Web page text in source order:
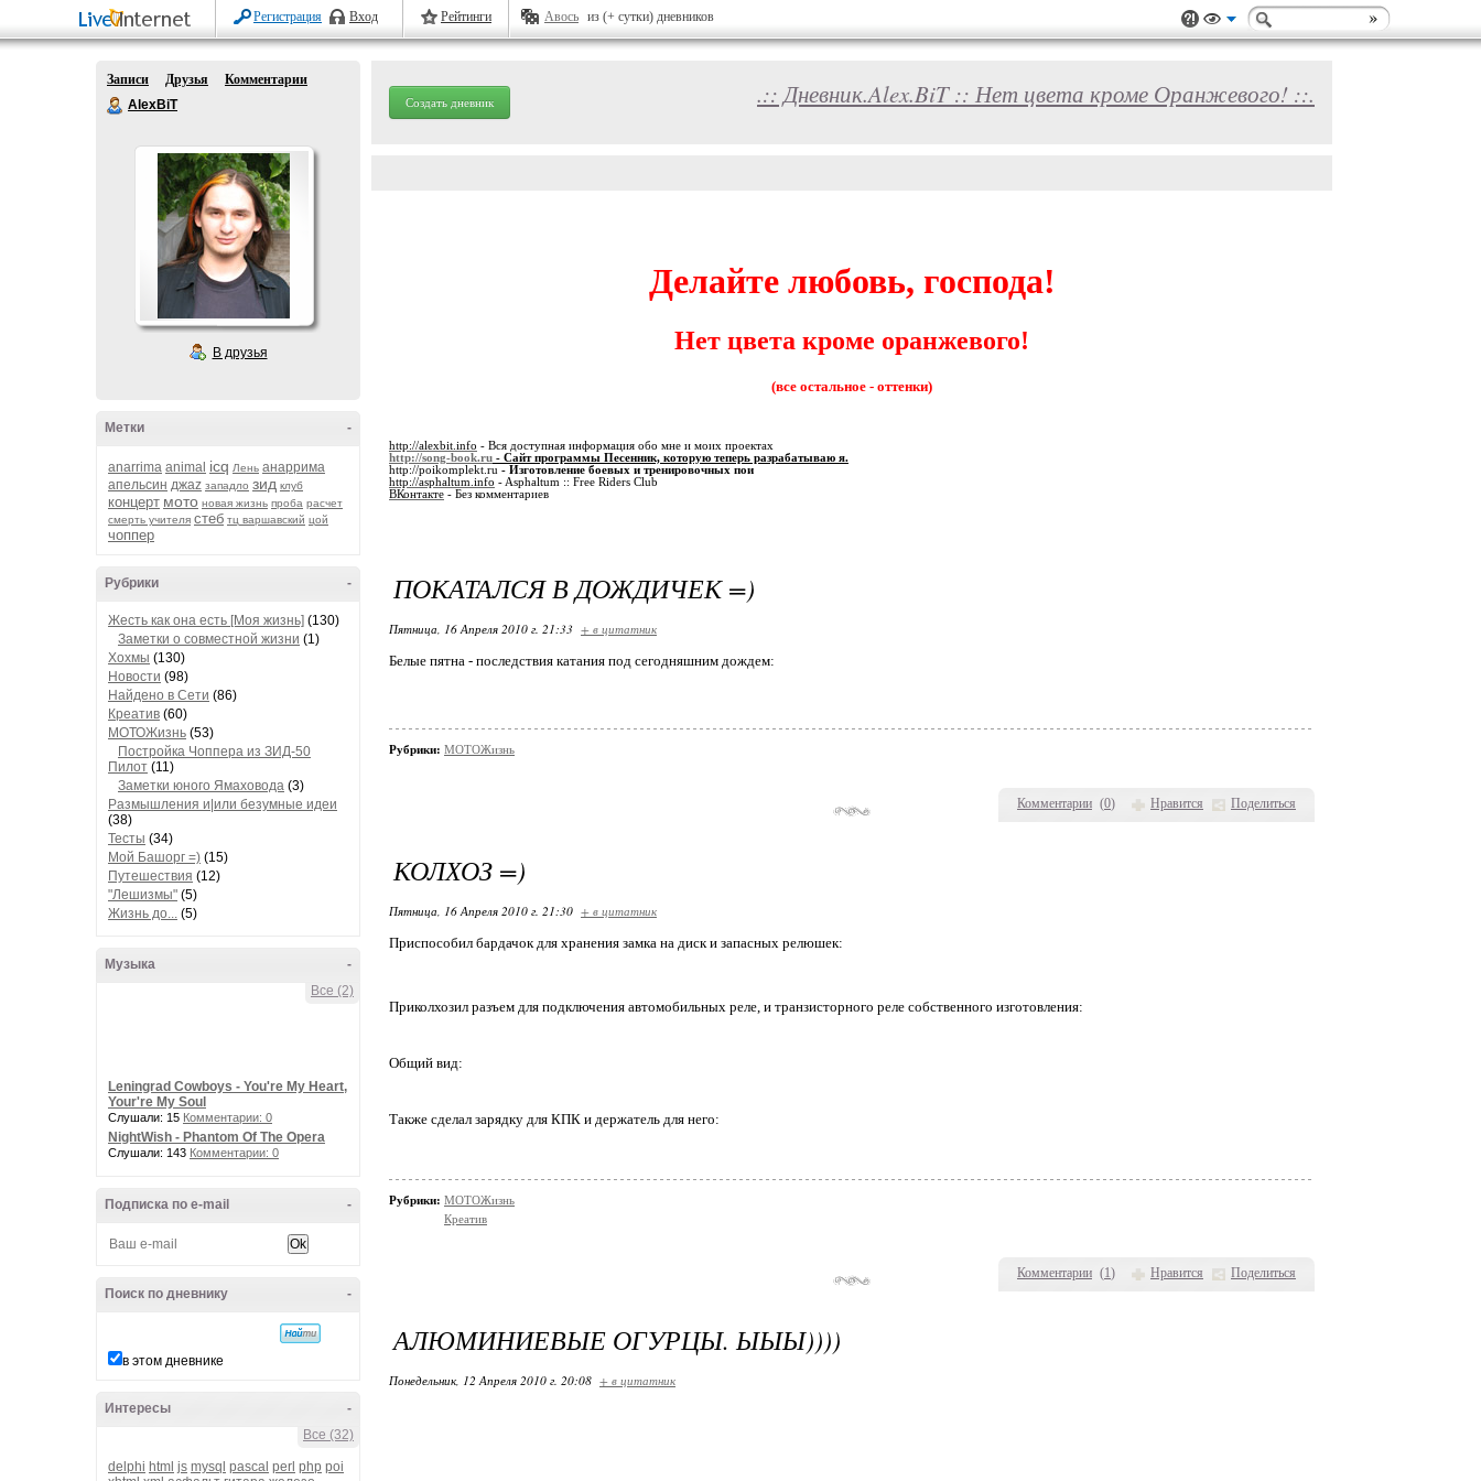
Регистрация Вход Рейтинги Авось из (+ сутки) дневников
Записи Друзья
Комментарии
AlexBiT
В друзья
-
Метки
anarrima animal icq Лень анаррима
апельсин джаz западло зид клуб
концерт мото новая жизнь проба расчет
смерть учителя стеб тц варшавский цой
чоппер
-
Рубрики
Жесть как она есть [Моя жизнь] (130)
Заметки о совместной жизни (1)
Хохмы (130)
Новости (98)
Найдено в Сети (86)
Креатив (60)
МОТОЖизнь (53)
Постройка Чоппера из ЗИД-50
Пилот (11)
Заметки юного Ямаховода (3)
Размышления и|или безумные идеи
(38)
Тесты (34)
Мой Башорг =) (15)
Путешествия (12)
"Лешизмы" (5)
Жизнь до... (5)
-
Музыка
Все (2)
Leningrad Cowboys - You're My Heart,
Your're My Soul
Слушали: 15 Комментарии: 0
NightWish - Phantom Of The Opera
Слушали: 143 Комментарии: 0
-
Подписка по e-mail
-
Поиск по дневнику
в этом дневнике
-
Интересы
Все (32)
delphi html js mysql pascal perl php poi
Создать дневник .:: Дневник.Alex.BiT :: Нет цвета кроме Оранжевого! ::.
Делайте любовь, господа!
Нет цвета кроме оранжевого!
(все остальное - оттенки)
http://alexbit.info - Вся доступная информация обо мне и моих проектах
http://song-book.ru - Сайт программы Песенник, которую теперь разрабатываю я.
http://poikomplekt.ru - Изготовление боевых и тренировочных пои
http://asphaltum.info - Asphaltum :: Free Riders Club
ВКонтакте - Без комментариев
Комментарии (0) Нравится Поделиться
ПОКАТАЛСЯ В ДОЖДИЧЕК =)
Пятница, 16 Апреля 2010 г. 21:33 + в цитатник
Белые пятна - последствия катания под сегодняшним дождем:
Рубрики: МОТОЖизнь
Комментарии (1) Нравится Поделиться
КОЛХОЗ =)
Пятница, 16 Апреля 2010 г. 21:30 + в цитатник
Приспособил бардачок для хранения замка на диск и запасных релюшек:
Приколхозил разъем для подключения автомобильных реле, и транзисторного реле собственного изготовления:
Общий вид:
Также сделал зарядку для КПК и держатель для него:
Рубрики: МОТОЖизнь
Креатив
АЛЮМИНИЕВЫЕ ОГУРЦЫ. ЫЫЫ))))
Понедельник, 12 Апреля 2010 г. 20:08 + в цитатник